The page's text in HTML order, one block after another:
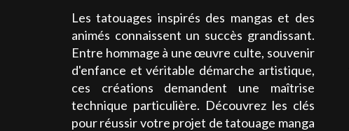
Les tatouages inspirés des mangas et des
animés connaissent un succès grandissant.
Entre hommage à une œuvre culte, souvenir
d'enfance et véritable démarche artistique,
ces créations demandent une maîtrise
technique particulière. Découvrez les clés
pour réussir votre projet de tatouage manga